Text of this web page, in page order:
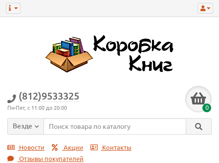
(812)9533325
Пн-Пят, с 11:00 до 20:00 0
Везде
Новости Акции
Контакты
Отзывы покупателей